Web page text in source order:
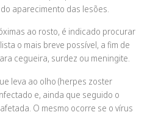
aparecimento das lesões.
ao rosto, é indicado procurar
o mais breve possível, a fim de
cegueira, surdez ou meningite.
leva ao olho (herpes zoster
e, ainda que seguido o
O mesmo ocorre se o vírus